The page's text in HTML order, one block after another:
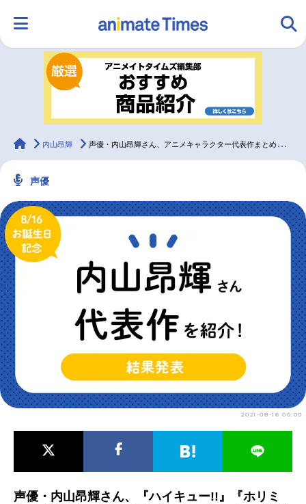
ランキング アニメ
ラジオ
2.5次元 配信・Vtuber
アニメ映画一覧 実写化映画一覧
今期アニメ曜日別一覧
春アニメ
男性声優/女性声優一覧
animateTimes
内山昂輝 声優・内山昂輝さん、アニメキャラクター代表作まとめ（2021年版）
声優
2021-08-16 00:00
声優・内山昂輝さん、『ハイキュー!!』『ホリミ